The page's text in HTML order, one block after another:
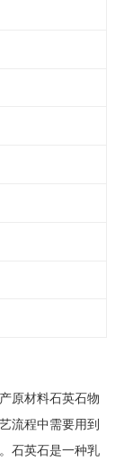
原材料石英石物
流程中需要用到
石英石是一种乳